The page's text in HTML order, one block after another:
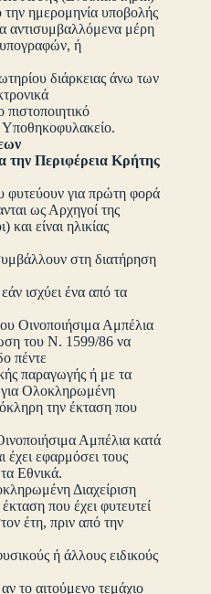
την ημερομηνία υποβολής
αντισυμβαλλόμενα μέρη
ή
διάρκειας άνω των
Υποθηκοφυλακείο.
την Περιφέρεια Κρήτης
για πρώτη φορά
ως Αρχηγοί της
είναι ηλικίας
στη διατήρηση
ισχύει ένα από τα
Οινοποιήσιμα Αμπέλια
του Ν. 1599/86 να
πέντε
παραγωγής ή με τα
Ολοκληρωμένη
την έκταση που
Αμπέλια κατά
έχει εφαρμόσει τους
Εθνικά.
Διαχείριση
που έχει φυτευτεί
έτη, πριν από την
ή άλλους ειδικούς
το αιτούμενο τεμάχιο